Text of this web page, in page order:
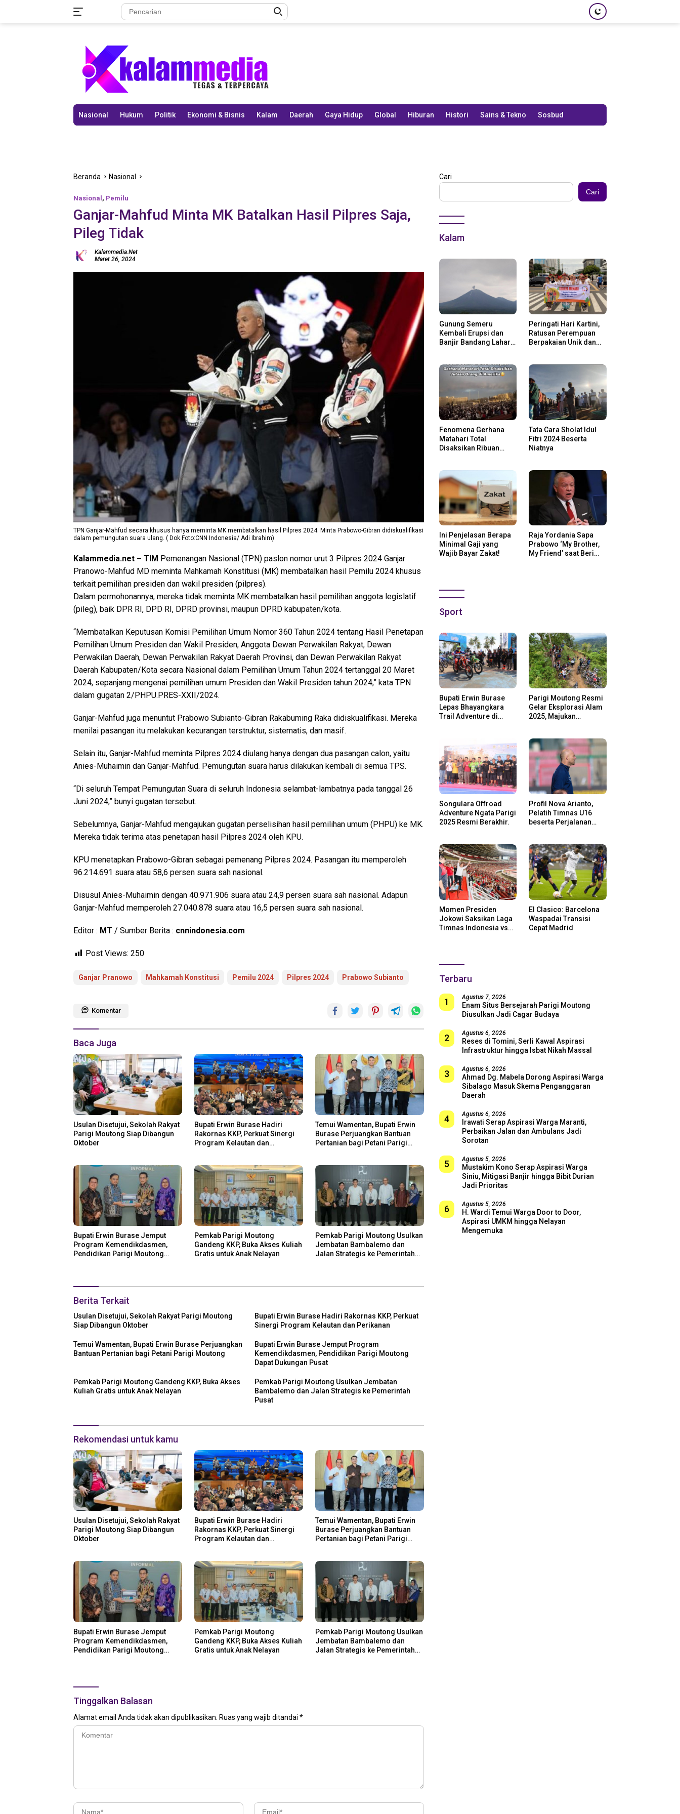
Nasional Hukum Politik Ekonomi & Bisnis Kalam Daerah Gaya Hidup Global Hiburan Histori Sains & Tekno Sosbud
Beranda Nasional
Nasional , Pemilu
Ganjar-Mahfud Minta MK Batalkan Hasil Pilpres Saja,
Pileg Tidak
Kalammedia.net
Maret 26, 2024
TPN Ganjar-Mahfud secara khusus hanya meminta MK membatalkan hasil Pilpres 2024. Minta Prabowo-Gibran didiskualifikasi
dalam pemungutan suara ulang. ( Dok.Foto:CNN Indonesia/ Adi Ibrahim)
Kalammedia.net – TIM Pemenangan Nasional (TPN) paslon nomor urut 3 Pilpres 2024 Ganjar
Pranowo-Mahfud MD meminta Mahkamah Konstitusi (MK) membatalkan hasil Pemilu 2024 khusus
terkait pemilihan presiden dan wakil presiden (pilpres).
Dalam permohonannya, mereka tidak meminta MK membatalkan hasil pemilihan anggota legislatif
(pileg), baik DPR RI, DPD RI, DPRD provinsi, maupun DPRD kabupaten/kota.
“Membatalkan Keputusan Komisi Pemilihan Umum Nomor 360 Tahun 2024 tentang Hasil Penetapan
Pemilihan Umum Presiden dan Wakil Presiden, Anggota Dewan Perwakilan Rakyat, Dewan
Perwakilan Daerah, Dewan Perwakilan Rakyat Daerah Provinsi, dan Dewan Perwakilan Rakyat
Daerah Kabupaten/Kota secara Nasional dalam Pemilihan Umum Tahun 2024 tertanggal 20 Maret
2024, sepanjang mengenai pemilihan umum Presiden dan Wakil Presiden tahun 2024,” kata TPN
dalam gugatan 2/PHPU.PRES-XXII/2024.
Ganjar-Mahfud juga menuntut Prabowo Subianto-Gibran Rakabuming Raka didiskualifikasi. Mereka
menilai pasangan itu melakukan kecurangan terstruktur, sistematis, dan masif.
Selain itu, Ganjar-Mahfud meminta Pilpres 2024 diulang hanya dengan dua pasangan calon, yaitu
Anies-Muhaimin dan Ganjar-Mahfud. Pemungutan suara harus dilakukan kembali di semua TPS.
“Di seluruh Tempat Pemungutan Suara di seluruh Indonesia selambat-lambatnya pada tanggal 26
Juni 2024,” bunyi gugatan tersebut.
Sebelumnya, Ganjar-Mahfud mengajukan gugatan perselisihan hasil pemilihan umum (PHPU) ke MK.
Mereka tidak terima atas penetapan hasil Pilpres 2024 oleh KPU.
KPU menetapkan Prabowo-Gibran sebagai pemenang Pilpres 2024. Pasangan itu memperoleh
96.214.691 suara atau 58,6 persen suara sah nasional.
Disusul Anies-Muhaimin dengan 40.971.906 suara atau 24,9 persen suara sah nasional. Adapun
Ganjar-Mahfud memperoleh 27.040.878 suara atau 16,5 persen suara sah nasional.
Editor : MT / Sumber Berita : cnnindonesia.com
Post Views: 250
Ganjar Pranowo Mahkamah Konstitusi Pemilu 2024 Pilpres 2024 Prabowo Subianto
Komentar
Baca Juga
Usulan Disetujui, Sekolah Rakyat
Parigi Moutong Siap Dibangun
Oktober
Bupati Erwin Burase Hadiri
Rakornas KKP, Perkuat Sinergi
Program Kelautan dan
Temui Wamentan, Bupati Erwin
Burase Perjuangkan Bantuan
Pertanian bagi Petani Parigi
Bupati Erwin Burase Jemput
Program Kemendikdasmen,
Pendidikan Parigi Moutong
Pemkab Parigi Moutong
Gandeng KKP, Buka Akses Kuliah
Gratis untuk Anak Nelayan
Pemkab Parigi Moutong Usulkan
Jembatan Bambalemo dan
Jalan Strategis ke Pemerintah
Berita Terkait
Usulan Disetujui, Sekolah Rakyat Parigi Moutong
Siap Dibangun Oktober
Bupati Erwin Burase Hadiri Rakornas KKP, Perkuat
Sinergi Program Kelautan dan Perikanan
Temui Wamentan, Bupati Erwin Burase Perjuangkan
Bantuan Pertanian bagi Petani Parigi Moutong
Bupati Erwin Burase Jemput Program
Kemendikdasmen, Pendidikan Parigi Moutong
Dapat Dukungan Pusat
Pemkab Parigi Moutong Gandeng KKP, Buka Akses
Kuliah Gratis untuk Anak Nelayan
Pemkab Parigi Moutong Usulkan Jembatan
Bambalemo dan Jalan Strategis ke Pemerintah
Pusat
Rekomendasi untuk kamu
Usulan Disetujui, Sekolah Rakyat
Parigi Moutong Siap Dibangun
Oktober
Bupati Erwin Burase Hadiri
Rakornas KKP, Perkuat Sinergi
Program Kelautan dan
Temui Wamentan, Bupati Erwin
Burase Perjuangkan Bantuan
Pertanian bagi Petani Parigi
Bupati Erwin Burase Jemput
Program Kemendikdasmen,
Pendidikan Parigi Moutong
Pemkab Parigi Moutong
Gandeng KKP, Buka Akses Kuliah
Gratis untuk Anak Nelayan
Pemkab Parigi Moutong Usulkan
Jembatan Bambalemo dan
Jalan Strategis ke Pemerintah
Tinggalkan Balasan
Alamat email Anda tidak akan dipublikasikan. Ruas yang wajib ditandai *
Cari
Cari
Kalam
Gunung Semeru
Kembali Erupsi dan
Banjir Bandang Lahar
Peringati Hari Kartini,
Ratusan Perempuan
Berpakaian Unik dan
Fenomena Gerhana
Matahari Total
Disaksikan Ribuan
Tata Cara Sholat Idul
Fitri 2024 Beserta
Niatnya
Ini Penjelasan Berapa
Minimal Gaji yang
Wajib Bayar Zakat!
Raja Yordania Sapa
Prabowo ‘My Brother,
My Friend’ saat Beri
Sport
Bupati Erwin Burase
Lepas Bhayangkara
Trail Adventure di
Parigi Moutong Resmi
Gelar Eksplorasi Alam
2025, Majukan
Songulara Offroad
Adventure Ngata Parigi
2025 Resmi Berakhir.
Profil Nova Arianto,
Pelatih Timnas U16
beserta Perjalanan
Momen Presiden
Jokowi Saksikan Laga
Timnas Indonesia vs
El Clasico: Barcelona
Waspadai Transisi
Cepat Madrid
Terbaru
1 Agustus 7, 2026
Enam Situs Bersejarah Parigi Moutong
Diusulkan Jadi Cagar Budaya
2 Agustus 6, 2026
Reses di Tomini, Serli Kawal Aspirasi
Infrastruktur hingga Isbat Nikah Massal
3 Agustus 6, 2026
Ahmad Dg. Mabela Dorong Aspirasi Warga
Sibalago Masuk Skema Penganggaran
Daerah
4 Agustus 6, 2026
Irawati Serap Aspirasi Warga Maranti,
Perbaikan Jalan dan Ambulans Jadi
Sorotan
5 Agustus 5, 2026
Mustakim Kono Serap Aspirasi Warga
Siniu, Mitigasi Banjir hingga Bibit Durian
Jadi Prioritas
6 Agustus 5, 2026
H. Wardi Temui Warga Door to Door,
Aspirasi UMKM hingga Nelayan
Mengemuka